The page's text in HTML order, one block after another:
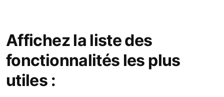
Affichez la liste des
fonctionnalités les plus
utiles :